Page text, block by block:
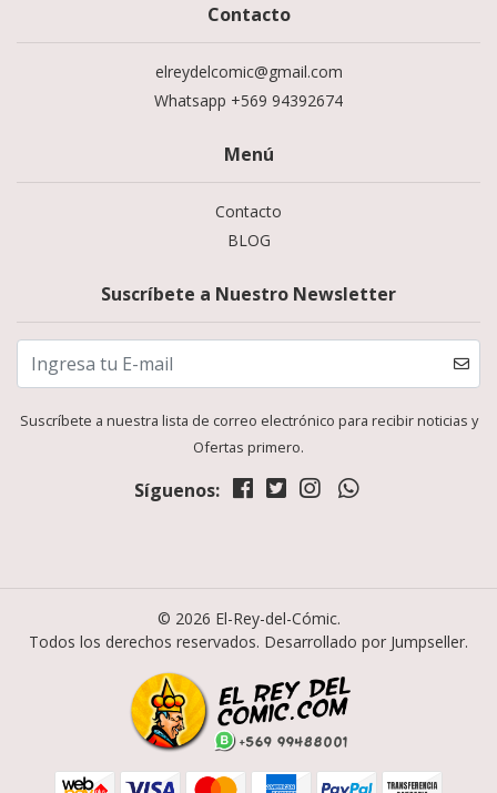
Contacto
elreydelcomic@gmail.com
Whatsapp +569 94392674
Menú
Contacto
BLOG
Suscríbete a Nuestro Newsletter
Suscríbete a nuestra lista de correo electrónico para recibir noticias y
Ofertas primero.
Síguenos:
© 2026 El-Rey-del-Cómic.
Todos los derechos reservados. Desarrollado por Jumpseller.